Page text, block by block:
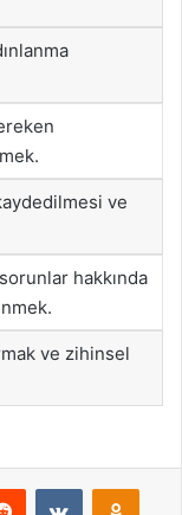
ve
hakkında
ve zihinsel
Reddit VKontakte